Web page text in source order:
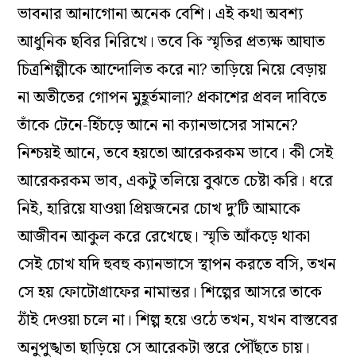
ভাবনার আনাগোনা অনেক বেশি। এই কথা অবশ্য
আধুনিক ছবির নিরিখে। তবে কি স্মৃতির প্রত্যক্ষ আঘাত
চিত্রশিল্পীকে আন্দোলিত করে না? তাড়িয়ে নিয়ে বেড়ায়
না অতীতের গোপন মুহূর্তমালা? প্রকাশের প্রবল দাবিতে
তাঁকে টেনে-হিঁচড়ে আনে না ক্যানভাসের সামনে?
নিশ্চয়ই আনে, তবে হয়তো আরেকরকম ভাবে। কী সেই
আরেকরকম ভাব, একটু তলিয়ে বুঝতে চেষ্টা করি। ধরে
নিই, হারিয়ে যাওয়া প্রিয়জনের চোখ দু’টি আমাকে
আজীবন আকুল করে রেখেছে। স্মৃতি আঁকড়ে থাকা
সেই চোখ যদি হুবহু ক্যানভাসে স্থাপন করতে বসি, তখন
সে হয় ফোটোগ্রাফের নামান্তর। শিল্পের আসরে তাকে
ঠাঁই দেওয়া চলে না। শিল্প হয়ে ওঠে তখন, যখন বাস্তবের
অনুপুঙ্খতা ছাড়িয়ে সে আরেকটা স্তরে পৌঁছতে চায়।